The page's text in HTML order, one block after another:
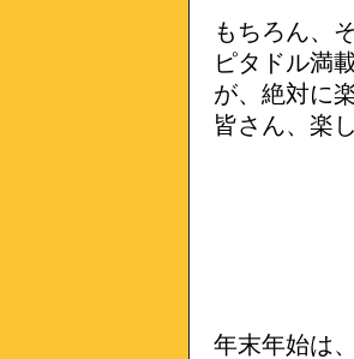
もちろん、
ピタドル満
が、絶対に
皆さん、楽
年末年始は